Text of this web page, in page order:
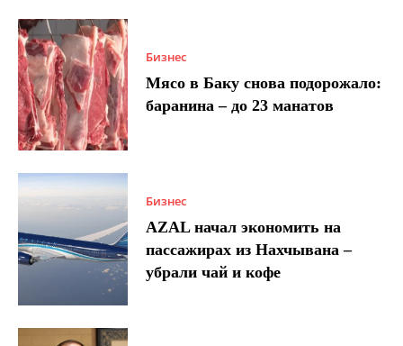
Бизнес
Мясо в Баку снова подорожало:
баранина – до 23 манатов
Бизнес
AZAL начал экономить на
пассажирах из Нахчывана –
убрали чай и кофе